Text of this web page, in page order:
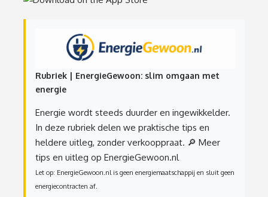
Rubriek | EnergieGewoon: slim omgaan met
energie
Energie wordt steeds duurder en ingewikkelder.
In deze rubriek delen we praktische tips en
heldere uitleg, zonder verkooppraat. 🔎 Meer
tips en uitleg op EnergieGewoon.nl
Let op: EnergieGewoon.nl is geen energiemaatschappij en sluit geen
energiecontracten af.